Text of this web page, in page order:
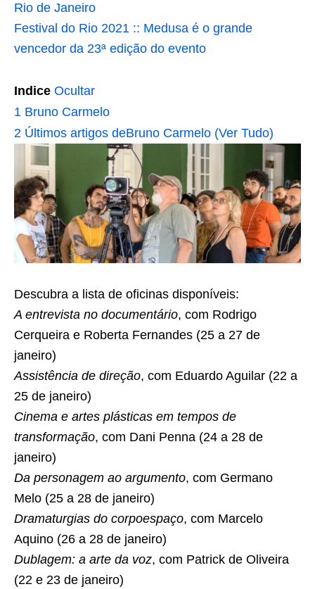
Rio de Janeiro
Festival do Rio 2021 :: Medusa é o grande
vencedor da 23ª edição do evento
Indice Ocultar
1 Bruno Carmelo
2 Últimos artigos deBruno Carmelo (Ver Tudo)
Descubra a lista de oficinas disponíveis:
A entrevista no documentário, com Rodrigo
Cerqueira e Roberta Fernandes (25 a 27 de
janeiro)
Assistência de direção, com Eduardo Aguilar (22 a
25 de janeiro)
Cinema e artes plásticas em tempos de
transformação, com Dani Penna (24 a 28 de
janeiro)
Da personagem ao argumento, com Germano
Melo (25 a 28 de janeiro)
Dramaturgias do corpoespaço, com Marcelo
Aquino (26 a 28 de janeiro)
Dublagem: a arte da voz, com Patrick de Oliveira
(22 e 23 de janeiro)